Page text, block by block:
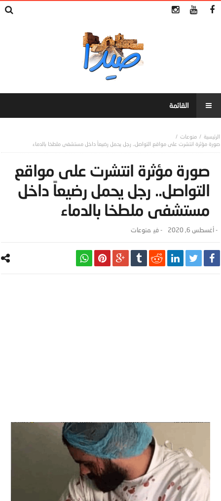
منوعات
صورة مؤثرة انتشرت على مواقع التواصل.. رجل يحمل رضيعاً داخل مستشفى ملطخا بالدماء
صورة مؤثرة انتشرت على مواقع
التواصل.. رجل يحمل رضيعاً داخل
مستشفى ملطخا بالدماء
-أغسطس 6, 2020 - ‎في منوعات